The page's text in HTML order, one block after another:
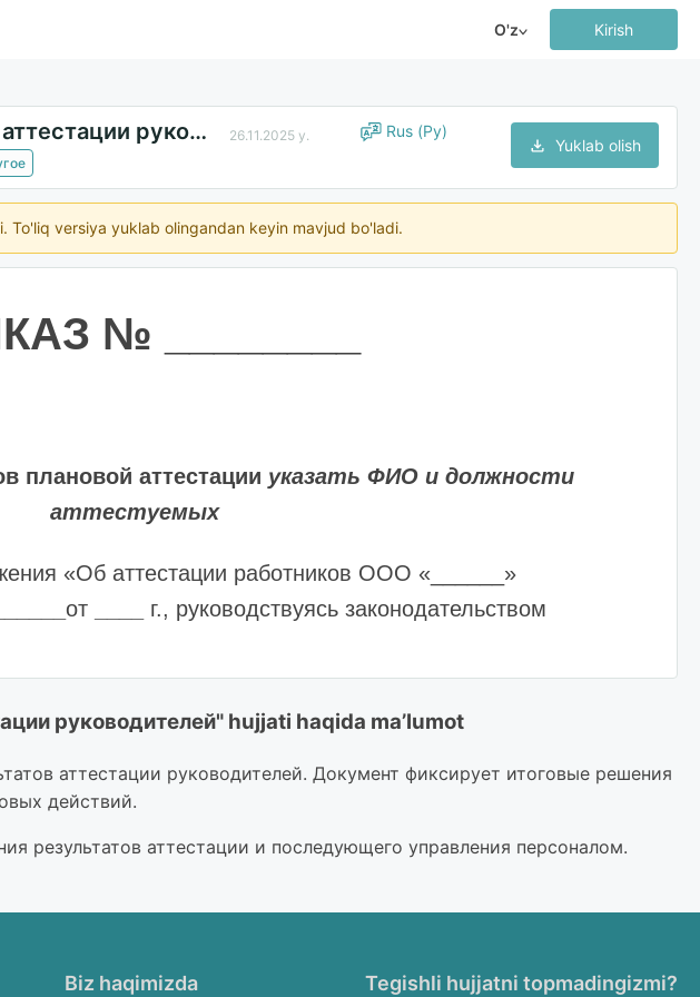
O'z Kirish
Приказ об утверждении итогов аттестации руководителей 26.11.2025 y. Rus (Ру)
Yuklab olish
versiya yuklab olingandan keyin mavjud bo'ladi.
№ ________
плановой аттестации указать ФИО и должности
аттестуемых
«Об аттестации работников ООО «______»
от
г., руководствуясь законодательством
__(прописью) года на Предприятии. Назначенного
инструкцией ознакомлен
морально – деловым качествам характера и
руководителей" hujjati haqida ma’lumot
аттестации руководителей. Документ фиксирует итоговые решения
действий.
результатов аттестации и последующего управления персоналом.
Biz haqimizda Tegishli hujjatni topmadingizmi?